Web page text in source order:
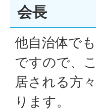
会長
他自治体で
ですので、
居される方
ります。